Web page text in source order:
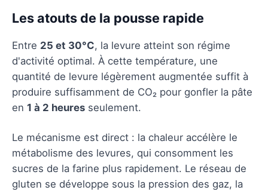
Les atouts de la pousse rapide
Entre 25 et 30°C, la levure atteint son régime
d'activité optimal. À cette température, une
quantité de levure légèrement augmentée suffit à
produire suffisamment de CO₂ pour gonfler la pâte
en 1 à 2 heures seulement.
Le mécanisme est direct : la chaleur accélère le
métabolisme des levures, qui consomment les
sucres de la farine plus rapidement. Le réseau de
gluten se développe sous la pression des gaz, la